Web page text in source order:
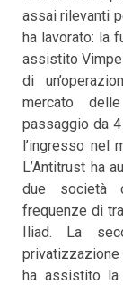
assai rilevanti
ha lavorato: la
assistito
di
mercato
passaggio da
l’ingresso nel
L’Antitrust ha
due società
frequenze di
Iliad. La
privatizzazione
ha assistito la